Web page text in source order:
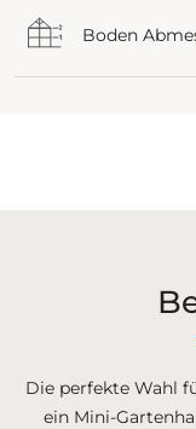
Boden
Die perfekte Wahl
ein Mini-